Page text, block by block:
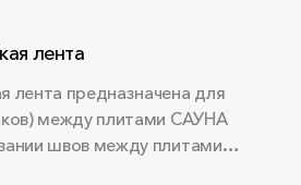
лента
лента предназначена для
между плитами САУНА
швов между плитами